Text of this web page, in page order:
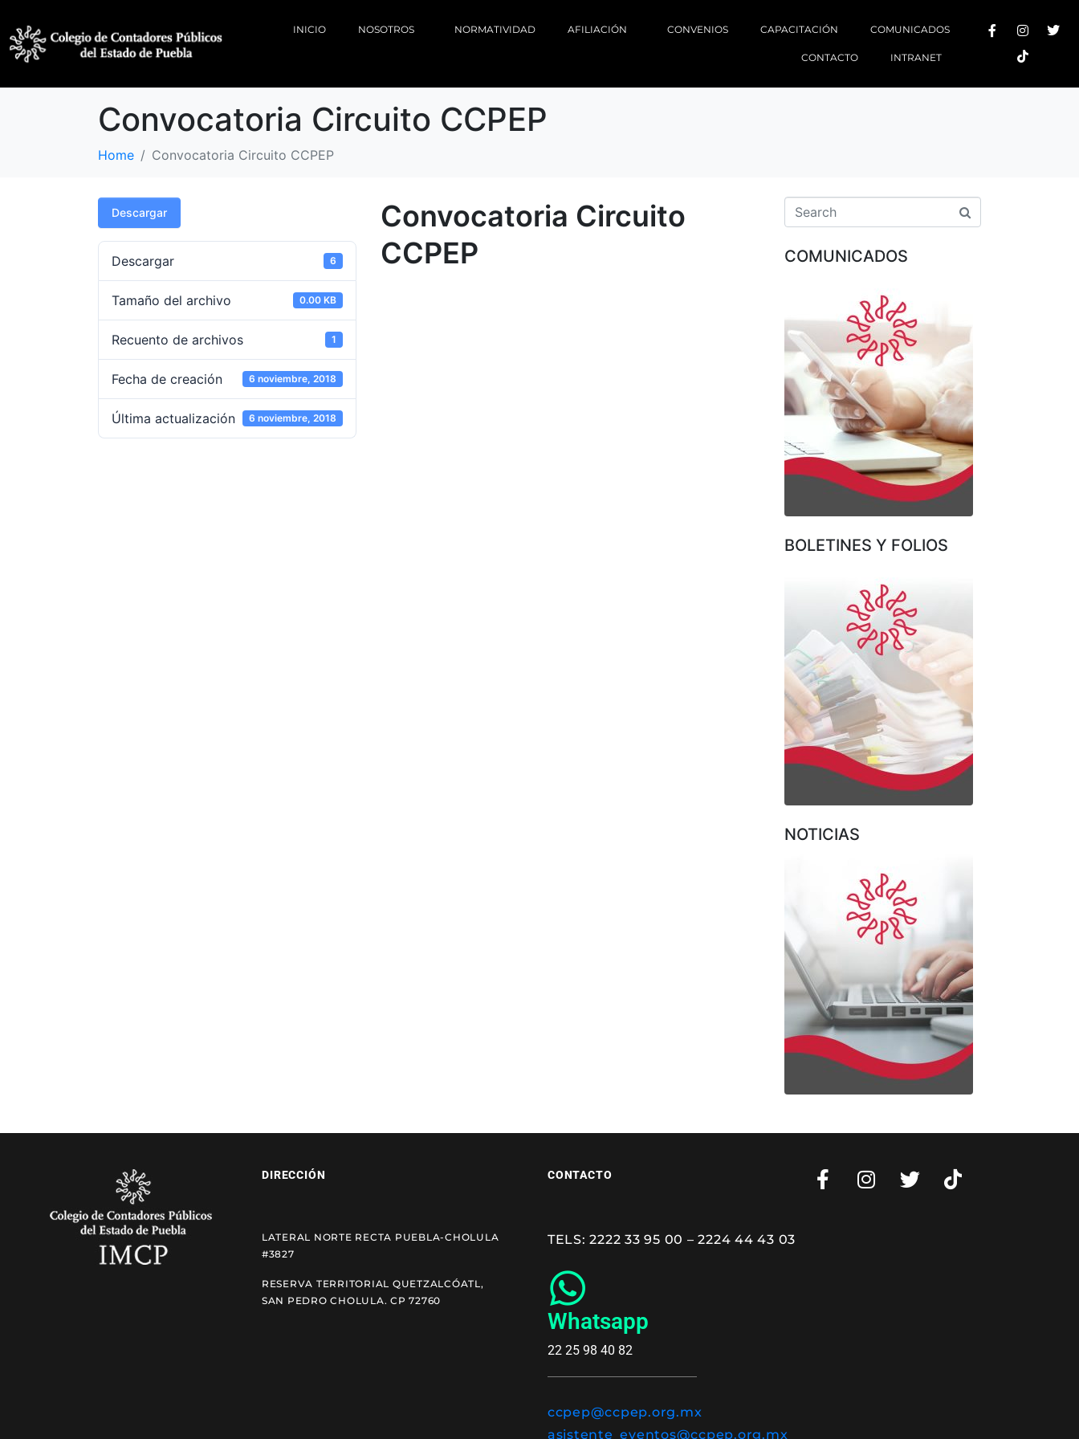
INICIO NOSOTROS NORMATIVIDAD AFILIACIÓN CONVENIOS CAPACITACIÓN COMUNICADOS
CONTACTO INTRANET
Convocatoria Circuito CCPEP
Home Convocatoria Circuito CCPEP
Descargar
Descargar 6
Tamaño del archivo 0.00 KB
Recuento de archivos 1
Fecha de creación 6 noviembre, 2018
Última actualización 6 noviembre, 2018
Convocatoria Circuito
CCPEP
COMUNICADOS
BOLETINES Y FOLIOS
NOTICIAS
DIRECCIÓN
LATERAL NORTE RECTA PUEBLA-CHOLULA
#3827
RESERVA TERRITORIAL QUETZALCÓATL,
SAN PEDRO CHOLULA. CP 72760
CONTACTO
TELS: 2222 33 95 00 – 2224 44 43 03
Whatsapp
22 25 98 40 82
ccpep@ccpep.org.mx
asistente_eventos@ccpep.org.mx